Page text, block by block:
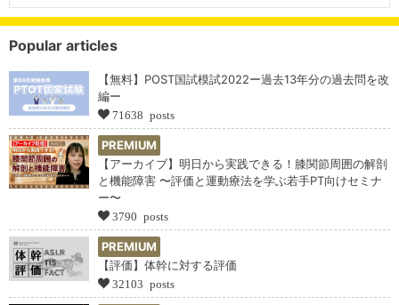
Popular articles
【無料】POST国試模試2022ー過去13年分の過去問を改
編ー
71638 posts
PREMIUM
【アーカイブ】明日から実践できる！膝関節周囲の解剖
と機能障害 〜評価と運動療法を学ぶ若手PT向けセミナ
ー〜
3790 posts
PREMIUM
【評価】体幹に対する評価
32103 posts